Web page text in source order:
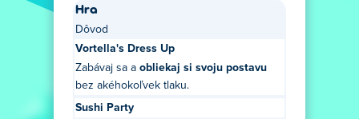
Hra
Dôvod
Vortella's Dress Up
Zabávaj sa a obliekaj si svoju postavu
bez akéhokoľvek tlaku.
Sushi Party